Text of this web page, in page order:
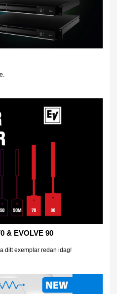
& EVOLVE 90
ditt exemplar redan idag!